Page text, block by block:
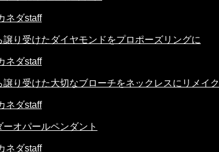
ネダstaff
譲り受けたダイヤモンドをプロポーズリングに
ネダstaff
譲り受けた大切なブローチをネックレスにリメイク
ネダstaff
ーオパールペンダント
ネダstaff